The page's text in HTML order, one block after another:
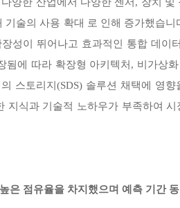
술의 사용 확대 로 인해 증가했습
성이 뛰어나고 효과적인 통합 데이
됨에 따라 확장형 아키텍처, 비가상
스토리지(SDS) 솔루션 채택에 영
지식과 기술적 노하우가 부족하여
은 점유율을 차지했으며 예측 기간